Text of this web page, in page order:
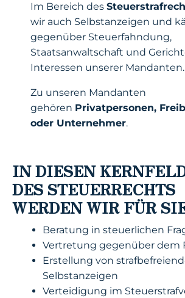
Im Bereich des
wir auch Selbstanzeigen und
gegenüber Steuerfahndung,
Staatsanwaltschaft und
Interessen unserer Mandanten.
Zu unseren Mandanten
gehören Privatpersonen,
oder Unternehmer.
IN DIESEN
DES STEUERRECHTS
WERDEN WIR FÜR
Beratung in steuerlichen
Vertretung gegenüber dem
Erstellung von
Selbstanzeigen
Verteidigung im